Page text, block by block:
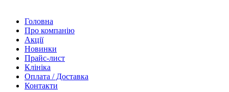
Головна
Про компанію
Акції
Новинки
Прайс-лист
Клініка
Оплата / Доставка
Контакти